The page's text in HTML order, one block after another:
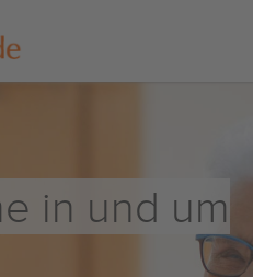
in und um